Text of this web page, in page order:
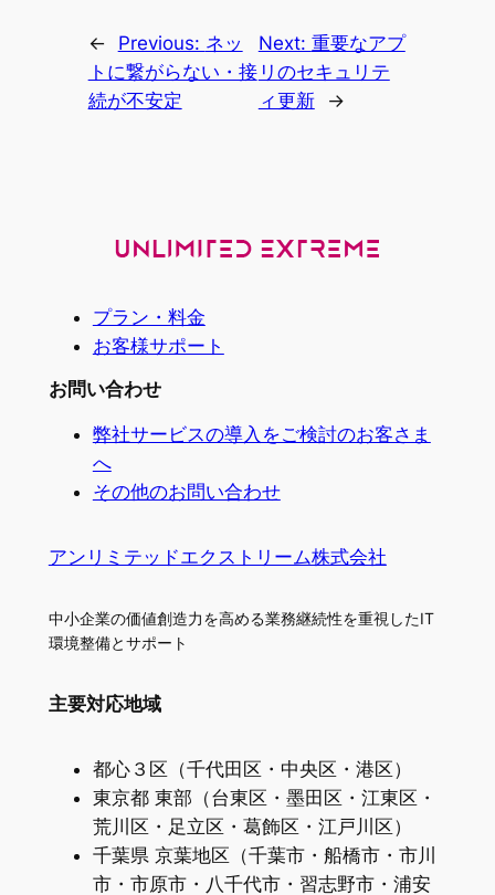
← Previous: ネッ
トに繋がらない・接
続が不安定
Next: 重要なアプ
リのセキュリテ
ィ更新
→
プラン・料金
お客様サポート
お問い合わせ
弊社サービスの導入をご検討のお客さま
へ
その他のお問い合わせ
アンリミテッドエクストリーム株式会社
中小企業の価値創造力を高める業務継続性を重視したIT
環境整備とサポート
主要対応地域
都心３区（千代田区・中央区・港区）
東京都 東部（台東区・墨田区・江東区・
荒川区・足立区・葛飾区・江戸川区）
千葉県 京葉地区（千葉市・船橋市・市川
市・市原市・八千代市・習志野市・浦安